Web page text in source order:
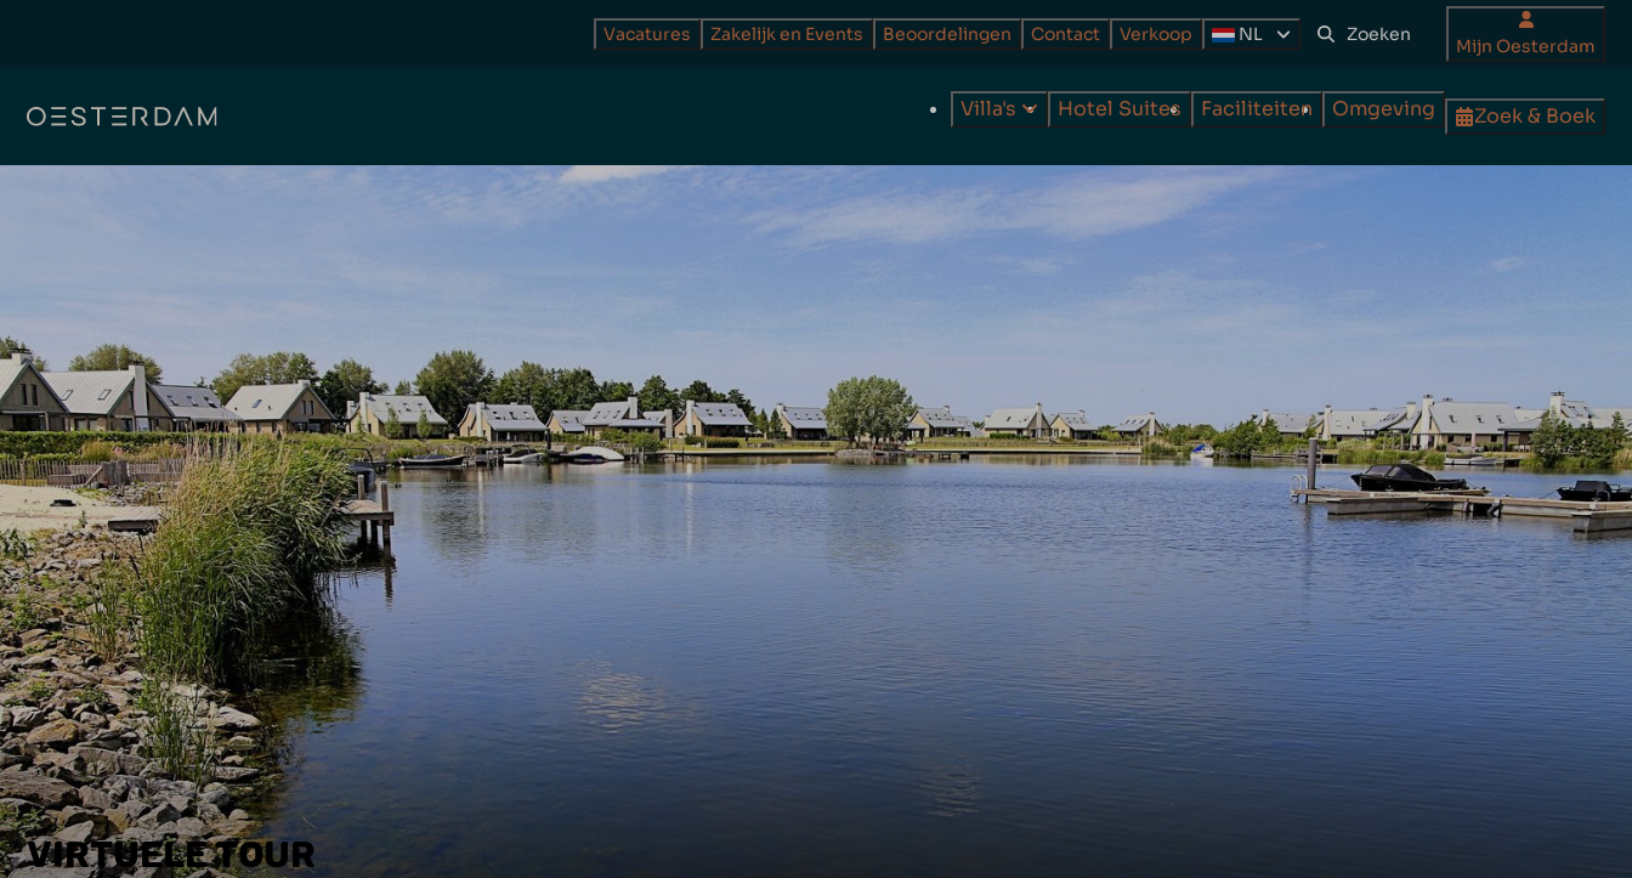
Vacatures Zakelijk en Events Beoordelingen Contact Verkoop NL
Mijn Oesterdam
Villa's Hotel Suites Faciliteiten Omgeving Zoek & Boek
VIRTUELE TOUR